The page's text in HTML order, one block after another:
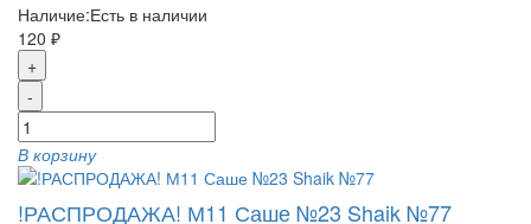
Наличие:Есть в наличии
120 ₽
+
-
В корзину
!РАСПРОДАЖА! М11 Саше №23 Shaik №77